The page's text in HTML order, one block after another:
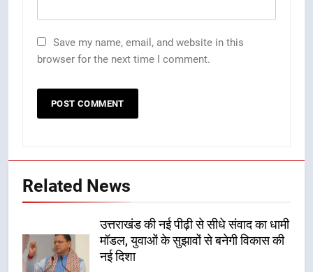
Save my name, email, and website in this
browser for the next time I comment.
Related News
उत्तराखंड की नई पीढ़ी से सीधे संवाद का धामी
मॉडल, युवाओं के सुझावों से बनेगी विकास की
नई दिशा